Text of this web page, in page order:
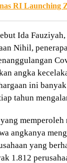
RI Launching
Ida
Nihil,
angka
ini
tahun
angkanya
yang
1.812